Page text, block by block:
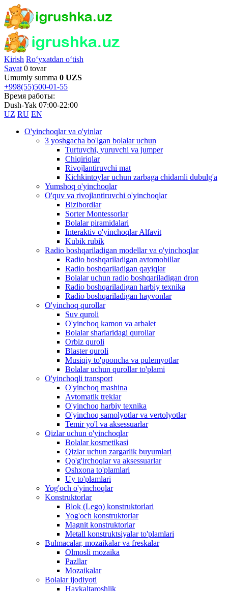
Kirish Ro‘yxatdan o‘tish
Savat 0 tovar
Umumiy summa 0 UZS
+998(55)500-01-55
Время работы:
Dush-Yak 07:00-22:00
UZ RU EN
O'yinchoqlar va o'yinlar
3 yoshgacha bo'lgan bolalar uchun
Turtuvchi, yuruvchi va jumper
Chiqiriqlar
Rivojlantiruvchi mat
Kichkintoylar uchun zarbaga chidamli dubulg'a
Yumshoq o'yinchoqlar
O'quv va rivojlantiruvchi o'yinchoqlar
Bizibordlar
Sorter Montessorlar
Bolalar piramidalari
Interaktiv o'yinchoqlar Alfavit
Kubik rubik
Radio boshqariladigan modellar va o'yinchoqlar
Radio boshqariladigan avtomobillar
Radio boshqariladigan qayiqlar
Bolalar uchun radio boshqariladigan dron
Radio boshqariladigan harbiy texnika
Radio boshqariladigan hayvonlar
O'yinchoq qurollar
Suv quroli
O'yinchoq kamon va arbalet
Bolalar sharlaridagi qurollar
Orbiz quroli
Blaster quroli
Musiqiy to'pponcha va pulemyotlar
Bolalar uchun qurollar to'plami
O'yinchoqli transport
O'yinchoq mashina
Avtomatik treklar
O'yinchoq harbiy texnika
O'yinchoq samolyotlar va vertolyotlar
Temir yo'l va aksessuarlar
Qizlar uchun o'yinchoqlar
Bolalar kosmetikasi
Qizlar uchun zargarlik buyumlari
Qo'g'irchoqlar va aksessuarlar
Oshxona to'plamlari
Uy to'plamlari
Yog'och o'yinchoqlar
Konstruktorlar
Blok (Lego) konstruktorlari
Yog'och konstruktorlar
Magnit konstruktorlar
Metall konstruktsiyalar to'plamlari
Bulmacalar, mozaikalar va freskalar
Olmosli mozaika
Pazllar
Mozaikalar
Bolalar ijodiyoti
Haykaltaroshlik